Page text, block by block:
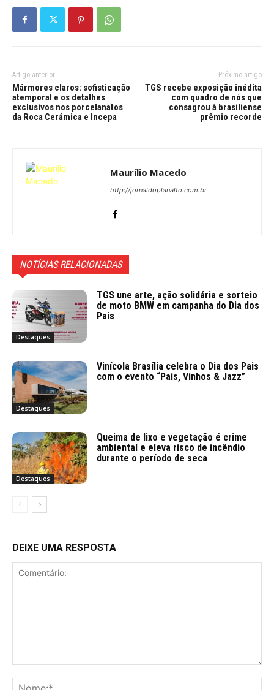
Artigo anterior
Mármores claros: sofisticação
atemporal e os detalhes
exclusivos nos porcelanatos
da Roca Cerámica e Incepa
Próximo artigo
TGS recebe exposição inédita
com quadro de nós que
consagrou à brasiliense
prêmio recorde
Maurílio Macedo
http://jornaldoplanalto.com.br
NOTÍCIAS RELACIONADAS
Destaques
TGS une arte, ação solidária e sorteio
de moto BMW em campanha do Dia dos
Pais
Destaques
Vinícola Brasília celebra o Dia dos Pais
com o evento “Pais, Vinhos & Jazz”
Destaques
Queima de lixo e vegetação é crime
ambiental e eleva risco de incêndio
durante o período de seca
DEIXE UMA RESPOSTA